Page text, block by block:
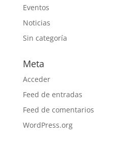
Eventos
Noticias
Sin categoría
Meta
Acceder
Feed de entradas
Feed de comentarios
WordPress.org